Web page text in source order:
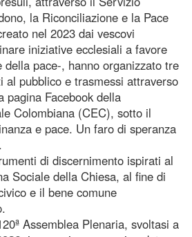
la Riconciliazione e la Pace
nel 2023 dai vescovi
iniziative ecclesiali a favore
pace-, hanno organizzato tre
al pubblico e trasmessi attraverso
pagina Facebook della
Colombiana (CEC), sotto il
e pace. Un faro di speranza
di discernimento ispirati al
Sociale della Chiesa, al fine di
e il bene comune
Assemblea Plenaria, svoltasi a